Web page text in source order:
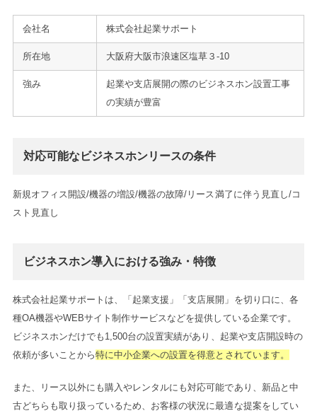
会社名 株式会社起業サポート
所在地 大阪府大阪市浪速区塩草３-10
強み
起業や支店展開の際のビジネスホン設置工事
の実績が豊富
対応可能なビジネスホンリースの条件
新規オフィス開設/機器の増設/機器の故障/リース満了に伴う見直し/コ
スト見直し
ビジネスホン導入における強み・特徴
株式会社起業サポートは、「起業支援」「支店展開」を切り口に、各
種OA機器やWEBサイト制作サービスなどを提供している企業です。
ビジネスホンだけでも1,500台の設置実績があり、起業や支店開設時の
依頼が多いことから特に中小企業への設置を得意とされています。
また、リース以外にも購入やレンタルにも対応可能であり、新品と中
古どちらも取り扱っているため、お客様の状況に最適な提案をしてい